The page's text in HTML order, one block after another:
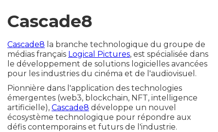
Cascade8
Cascade8 la branche technologique du groupe de
médias français Logical Pictures, est spécialisée dans
le développement de solutions logicielles avancées
pour les industries du cinéma et de l'audiovisuel.
Pionnière dans l'application des technologies
émergentes (web3, blockchain, NFT, intelligence
artificielle), Cascade8 développe un nouvel
écosystème technologique pour répondre aux
défis contemporains et futurs de l'industrie.